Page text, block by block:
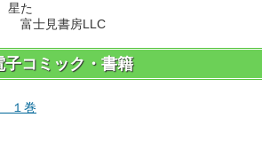
星た
富士見書房LLC
コミック・書籍
１巻